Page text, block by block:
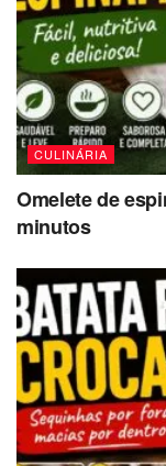
CULINÁRIA
Omelete de
minutos